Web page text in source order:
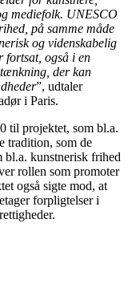
mediefolk. UNESCO
på samme måde
og videnskabelig
fortsat, også i en
der kan
”, udtaler
i Paris.
til projektet, som bl.a.
tradition, som de
bl.a. kunstnerisk frihed
rollen som promoter
også sigte mod, at
forpligtelser i